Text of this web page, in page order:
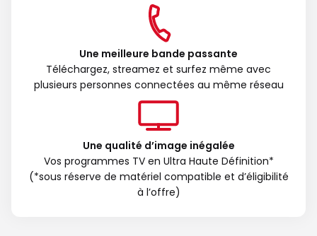
Une meilleure bande passante
Téléchargez, streamez et surfez même avec
plusieurs personnes connectées au même réseau
Une qualité d’image inégalée
Vos programmes TV en Ultra Haute Définition*
(*sous réserve de matériel compatible et d’éligibilité
à l’offre)